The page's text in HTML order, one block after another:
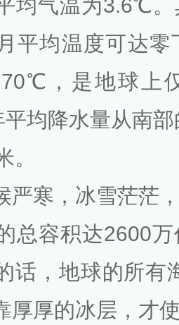
均气温为3.6℃
平均温度可达
，是地球上
平均降水量从南
。
严寒，冰雪茫茫
总容积达2600
话，地球的所有
厚厚的冰层，才